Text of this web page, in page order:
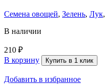
Семена овощей, Зелень, Лук,
В наличии
210 ₽
В корзину
Купить в 1 клик
Добавить в избранное